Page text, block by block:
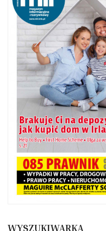
WYSZUKIWARKA